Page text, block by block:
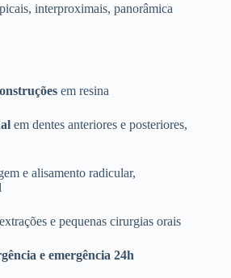
interproximais, panorâmica
em resina
em dentes anteriores e posteriores,
e alisamento radicular,
e pequenas cirurgias orais
e emergência 24h